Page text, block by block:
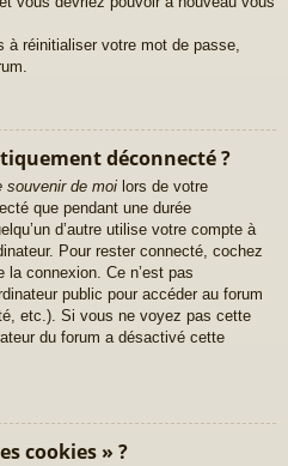
réinitialiser votre mot de passe,
déconnecté ?
souvenir de moi lors de votre
que pendant une durée
d’autre utilise votre compte à
Pour rester connecté, cochez
la connexion. Ce n’est pas
public pour accéder au forum
etc.). Si vous ne voyez pas cette
du forum a désactivé cette
cookies » ?